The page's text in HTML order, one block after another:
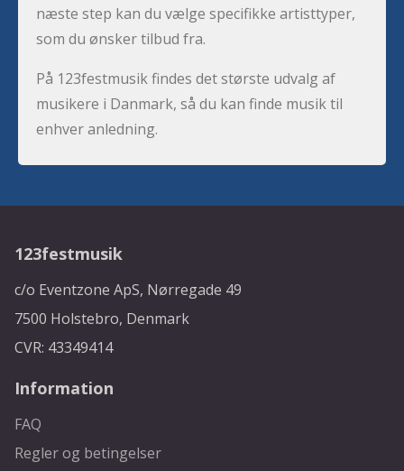
næste step kan du vælge specifikke artisttyper,
som du ønsker tilbud fra.
På 123festmusik findes det største udvalg af
musikere i Danmark, så du kan finde musik til
enhver anledning.
123festmusik
c/o Eventzone ApS, Nørregade 49
7500 Holstebro, Denmark
CVR: 43349414
Information
FAQ
Regler og betingelser